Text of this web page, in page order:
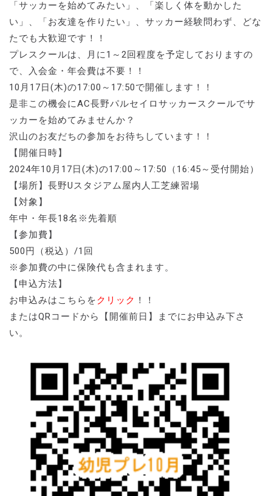
「サッカーを始めてみたい」、「楽しく体を動かした
い」、「お友達を作りたい」、サッカー経験問わず、どな
たでも大歓迎です！！
プレスクールは、月に1～2回程度を予定しておりますの
で、入会金・年会費は不要！！
10月17日(木)の17:00～17:50で開催します！！
是非この機会にAC長野パルセイロサッカースクールでサ
ッカーを始めてみませんか？
沢山のお友だちの参加をお待ちしています！！
【開催日時】
2024年10月17日(木)の17:00～17:50（16:45～受付開始）
【場所】長野Uスタジアム屋内人工芝練習場
【対象】
年中・年長18名※先着順
【参加費】
500円（税込）/1回
※参加費の中に保険代も含まれます。
【申込方法】
お申込みはこちらをクリック ！！
またはQRコードから【開催前日】までにお申込み下さ
い。